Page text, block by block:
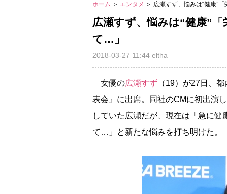
ホーム ＞ エンタメ ＞ 広瀬すず、悩みは“健康”
広瀬すず、悩みは“健康”
て…」
2018-03-27 11:44 eltha
女優の広瀬すず （19）が27日、
表会』に出席。同社のCMに初出演
していた広瀬だが、現在は「急に
て…」と新たな悩みを打ち明けた。